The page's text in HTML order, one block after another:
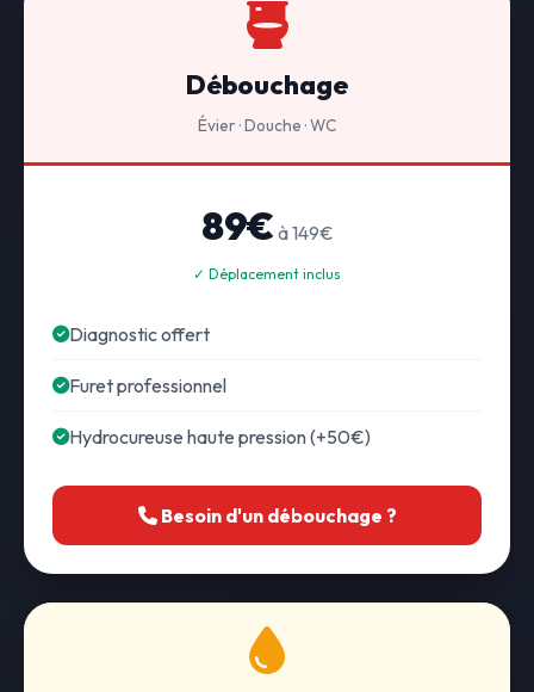
Débouchage
Évier · Douche · WC
89€ à 149€
✓ Déplacement inclus
Diagnostic offert
Furet professionnel
Hydrocureuse haute pression (+50€)
Besoin d'un débouchage ?